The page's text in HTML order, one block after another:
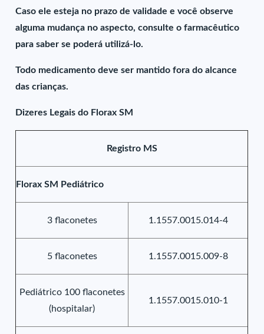
Caso ele esteja no prazo de validade e você observe
alguma mudança no aspecto, consulte o farmacêutico
para saber se poderá utilizá-lo.
Todo medicamento deve ser mantido fora do alcance
das crianças.
Dizeres Legais do Florax SM
Registro MS
Florax SM Pediátrico
3 flaconetes 1.1557.0015.014-4
5 flaconetes 1.1557.0015.009-8
Pediátrico 100 flaconetes
(hospitalar)
1.1557.0015.010-1